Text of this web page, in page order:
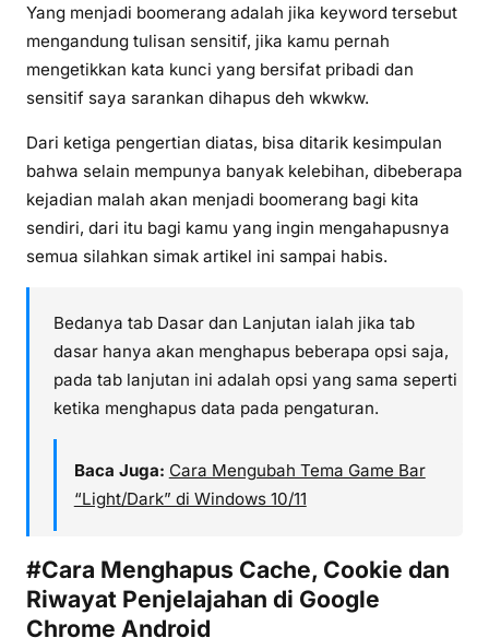
Yang menjadi boomerang adalah jika keyword tersebut
mengandung tulisan sensitif, jika kamu pernah
mengetikkan kata kunci yang bersifat pribadi dan
sensitif saya sarankan dihapus deh wkwkw.
Dari ketiga pengertian diatas, bisa ditarik kesimpulan
bahwa selain mempunya banyak kelebihan, dibeberapa
kejadian malah akan menjadi boomerang bagi kita
sendiri, dari itu bagi kamu yang ingin mengahapusnya
semua silahkan simak artikel ini sampai habis.
Bedanya tab Dasar dan Lanjutan ialah jika tab
dasar hanya akan menghapus beberapa opsi saja,
pada tab lanjutan ini adalah opsi yang sama seperti
ketika menghapus data pada pengaturan.
Baca Juga: Cara Mengubah Tema Game Bar
“Light/Dark” di Windows 10/11
#Cara Menghapus Cache, Cookie dan
Riwayat Penjelajahan di Google
Chrome Android